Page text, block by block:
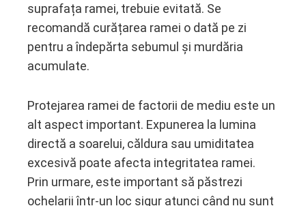
suprafața ramei, trebuie evitată. Se
recomandă curățarea ramei o dată pe zi
pentru a îndepărta sebumul și murdăria
acumulate.
Protejarea ramei de factorii de mediu este un
alt aspect important. Expunerea la lumina
directă a soarelui, căldura sau umiditatea
excesivă poate afecta integritatea ramei.
Prin urmare, este important să păstrezi
ochelarii într-un loc sigur atunci când nu sunt